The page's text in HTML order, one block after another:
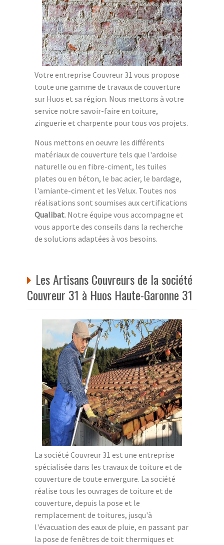
Votre entreprise Couvreur 31 vous propose
toute une gamme de travaux de couverture
sur Huos et sa région. Nous mettons à votre
service notre savoir-faire en toiture,
zinguerie et charpente pour tous vos projets.
Nous mettons en oeuvre les différents
matériaux de couverture tels que l'ardoise
naturelle ou en fibre-ciment, les tuiles
plates ou en béton, le bac acier, le bardage,
l'amiante-ciment et les Velux. Toutes nos
réalisations sont soumises aux certifications
Qualibat. Notre équipe vous accompagne et
vous apporte des conseils dans la recherche
de solutions adaptées à vos besoins.
Les Artisans Couvreurs de la société
Couvreur 31 à Huos Haute-Garonne 31
La société Couvreur 31 est une entreprise
spécialisée dans les travaux de toiture et de
couverture de toute envergure. La société
réalise tous les ouvrages de toiture et de
couverture, depuis la pose et le
remplacement de toitures, jusqu'à
l'évacuation des eaux de pluie, en passant par
la pose de fenêtres de toit thermiques et